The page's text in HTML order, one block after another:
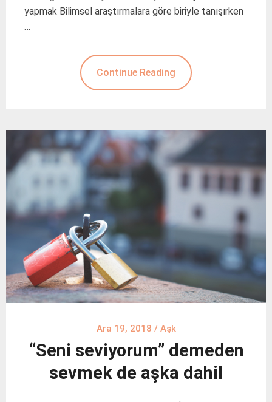
yapmak Bilimsel araştırmalara göre biriyle tanışırken
…
Continue Reading
Ara 19, 2018 / Aşk
“Seni seviyorum” demeden
sevmek de aşka dahil